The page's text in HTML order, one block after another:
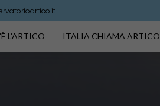
L’ARTICO ITALIA CHIAMA ARTICO